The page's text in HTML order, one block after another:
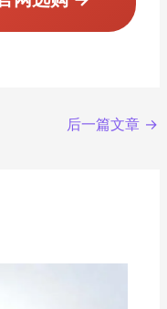
后一篇文章 →